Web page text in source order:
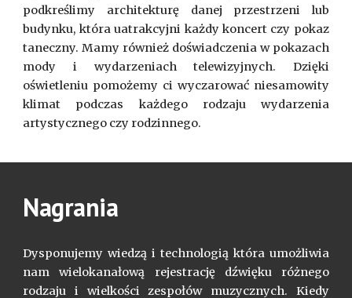
podkreślimy architekturę danej przestrzeni lub
budynku, która uatrakcyjni każdy koncert czy pokaz
taneczny. Mamy również doświadczenia w pokazach
mody i wydarzeniach telewizyjnych. Dzięki
oświetleniu pomożemy ci wyczarować niesamowity
klimat podczas każdego rodzaju wydarzenia
artystycznego czy rodzinnego.
Nagrania
Dysponujemy wiedzą i technologią która umożliwia
nam wielokanałową rejestrację dźwięku różnego
rodzaju i wielkości zespołów muzycznych. Kiedy